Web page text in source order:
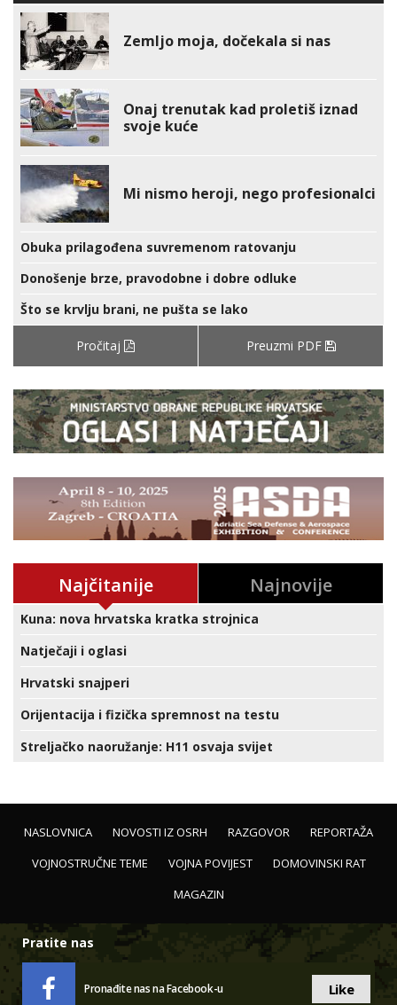
Zemljo moja, dočekala si nas
Onaj trenutak kad proletiš iznad
svoje kuće
Mi nismo heroji, nego profesionalci
Obuka prilagođena suvremenom ratovanju
Donošenje brze, pravodobne i dobre odluke
Što se krvlju brani, ne pušta se lako
Pročitaj Preuzmi PDF
Najčitanije Najnovije
Kuna: nova hrvatska kratka strojnica
Natječaji i oglasi
Hrvatski snajperi
Orijentacija i fizička spremnost na testu
Streljačko naoružanje: H11 osvaja svijet
NASLOVNICA NOVOSTI IZ OSRH RAZGOVOR
REPORTAŽA
VOJNOSTRUČNE TEME
VOJNA POVIJEST
DOMOVINSKI RAT
MAGAZIN
Pratite nas
Pronađite nas na Facebook-u Like